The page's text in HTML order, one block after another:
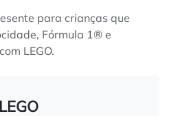
para crianças que
Fórmula 1® e
LEGO.